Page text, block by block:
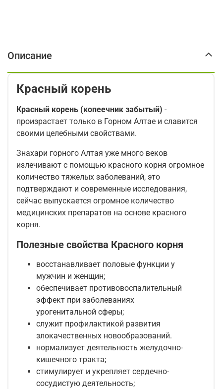
Описание
Красный корень
Красный корень (копеечник забытый) -
произрастает только в Горном Алтае и славится
своими целебными свойствами.
Знахари горного Алтая уже много веков
излечивают с помощью красного корня огромное
количество тяжелых заболеваний, это
подтверждают и современные исследования,
сейчас выпускается огромное количество
медицинских препаратов на основе красного
корня.
Полезные свойства Красного корня
восстанавливает половые функции у
мужчин и женщин;
обеспечивает противовоспалительный
эффект при заболеваниях
урогенитальной сферы;
служит профилактикой развития
злокачественных новообразований.
нормализует деятельность желудочно-
кишечного тракта;
стимулирует и укрепляет сердечно-
сосудистую деятельность;